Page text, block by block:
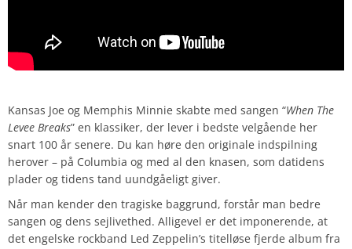
Kansas Joe og Memphis Minnie skabte med sangen “When The
Levee Breaks” en klassiker, der lever i bedste velgående her
snart 100 år senere. Du kan høre den originale indspilning
herover – på Columbia og med al den knasen, som datidens
plader og tidens tand uundgåeligt giver.
Når man kender den tragiske baggrund, forstår man bedre
sangen og dens sejlivethed. Alligevel er det imponerende, at
det engelske rockband Led Zeppelin’s titelløse fjerde album fra